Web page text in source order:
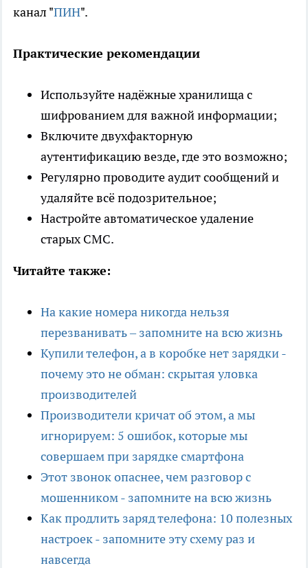
канал "ПИН".
Практические рекомендации
Используйте надёжные хранилища с
шифрованием для важной информации;
Включите двухфакторную
аутентификацию везде, где это возможно;
Регулярно проводите аудит сообщений и
удаляйте всё подозрительное;
Настройте автоматическое удаление
старых СМС.
Читайте также:
На какие номера никогда нельзя
перезванивать – запомните на всю жизнь
Купили телефон, а в коробке нет зарядки -
почему это не обман: скрытая уловка
производителей
Производители кричат об этом, а мы
игнорируем: 5 ошибок, которые мы
совершаем при зарядке смартфона
Этот звонок опаснее, чем разговор с
мошенником - запомните на всю жизнь
Как продлить заряд телефона: 10 полезных
настроек - запомните эту схему раз и
навсегда